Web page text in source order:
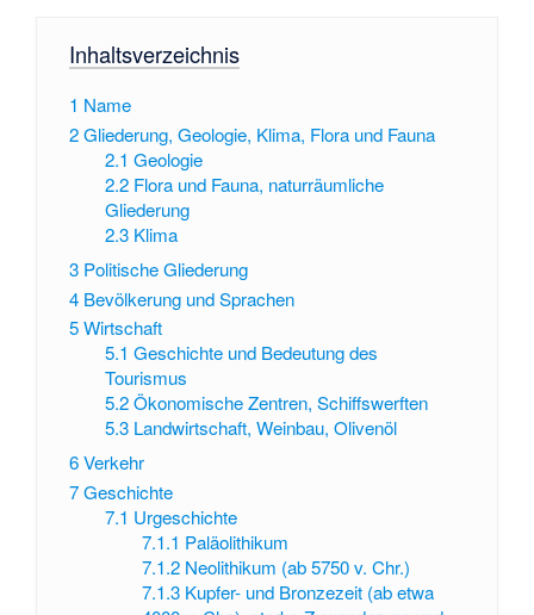
Inhaltsverzeichnis
1 Name
2Gliederung, Geologie, Klima, Flora und Fauna
2.1 Geologie
2.2 Flora und Fauna, naturräumliche
Gliederung
2.3 Klima
3 Politische Gliederung
4 Bevölkerung und Sprachen
5Wirtschaft
5.1 Geschichte und Bedeutung des
Tourismus
5.2 Ökonomische Zentren, Schiffswerften
5.3 Landwirtschaft, Weinbau, Olivenöl
6Verkehr
7Geschichte
7.1 Urgeschichte
7.1.1 Paläolithikum
7.1.2 Neolithikum (ab 5750 v. Chr.)
7.1.3 Kupfer- und Bronzezeit (ab etwa